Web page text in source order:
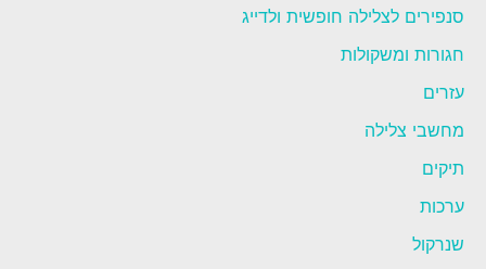
סנפירים לצלילה חופשית ולדייג
חגורות ומשקולות
עזרים
מחשבי צלילה
תיקים
ערכות
שנרקול